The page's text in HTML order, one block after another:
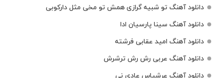
دانلود آهنگ تو شبیه گرازی همش تو مخی مثل دارکوبی
دانلود آهنگ سینا پارسیان ادا
دانلود آهنگ امید عقابی فرشته
دانلود آهنگ عربی رش رش ترشرش
دانلود آهنگ عرشیاس عادی نی